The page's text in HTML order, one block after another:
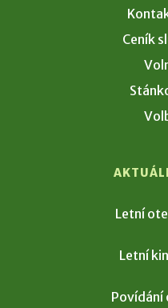
Ceník
Letní
Letní
Povídání